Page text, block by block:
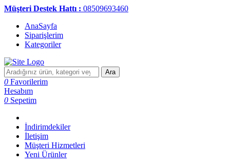
Müşteri Destek Hattı : 08509693460
AnaSayfa
Siparişlerim
Kategoriler
Ara
0 Favorilerim
Hesabım
0 Sepetim
İndirimdekiler
İletişim
Müşteri Hizmetleri
Yeni Ürünler